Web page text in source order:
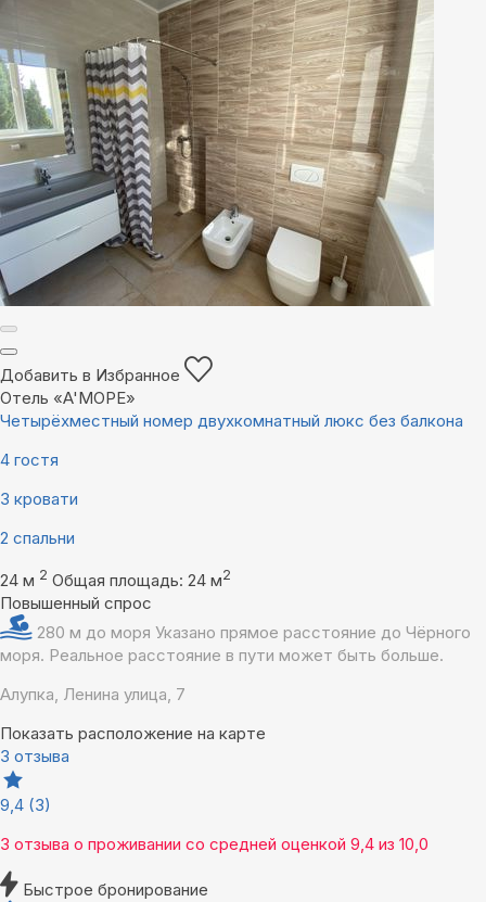
Добавить в Избранное
Отель «A'МОРЕ»
Четырёхместный номер двухкомнатный люкс без балкона
4 гостя
3 кровати
2 спальни
24 м 2 Общая площадь: 24 м2
Повышенный спрос
280 м до моря Указано прямое расстояние до Чёрного
моря. Реальное расстояние в пути может быть больше.
Алупка, Ленина улица, 7
Показать расположение на карте
3 отзыва
9,4 (3)
3 отзыва о проживании со средней оценкой 9,4 из 10,0
Быстрое бронирование